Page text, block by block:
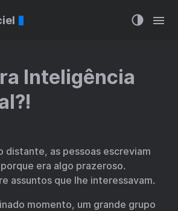
Inteligência
distante, as pessoas escreviam
era algo prazeroso.
assuntos que lhe interessavam.
momento, um grande grupo